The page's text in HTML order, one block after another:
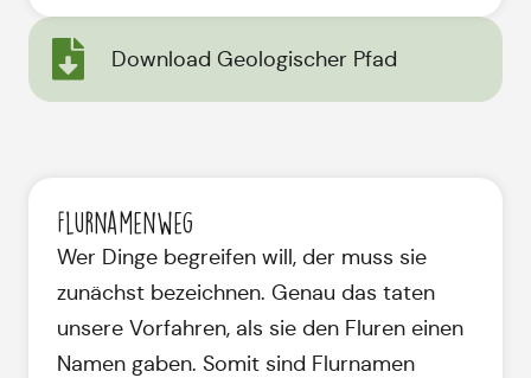
Download Geologischer Pfad
Flurnamenweg
Wer Dinge begreifen will, der muss sie
zunächst bezeichnen. Genau das taten
unsere Vorfahren, als sie den Fluren einen
Namen gaben. Somit sind Flurnamen